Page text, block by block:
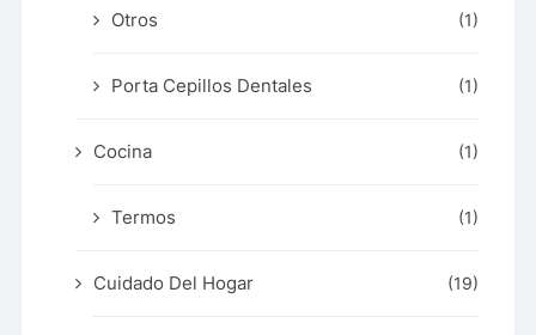
Otros (1)
Porta Cepillos Dentales (1)
Cocina (1)
Termos (1)
Cuidado Del Hogar (19)